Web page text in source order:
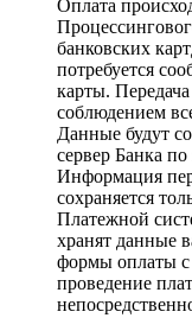
Оплата
банковских
потребуется
карты.
соблюдением
Данные будут
сервер Банка
Информация
сохраняется
Платежной
хранят данные
формы оплаты
проведение